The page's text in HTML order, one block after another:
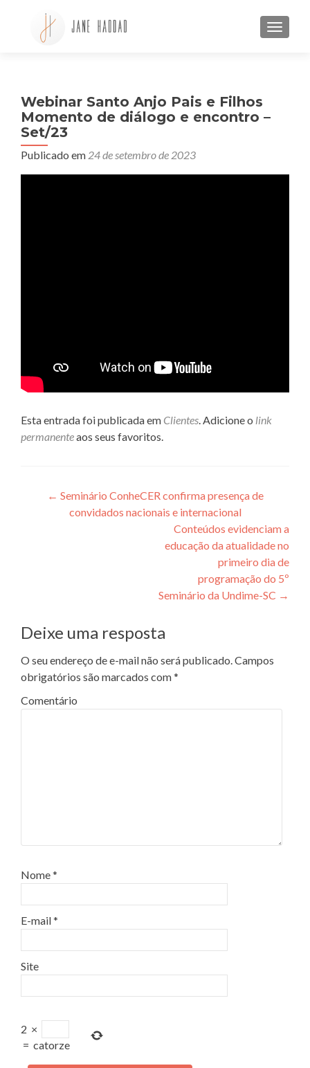
Webinar Santo Anjo Pais e Filhos
Momento de diálogo e encontro –
Set/23
Publicado em 24 de setembro de 2023
Esta entrada foi publicada em Clientes. Adicione o link
permanenteaos seus favoritos.
Navegação de posts
← Seminário ConheCER confirma presença de
convidados nacionais e internacional
Conteúdos evidenciam a
educação da atualidade no
primeiro dia de
programação do 5º
Seminário da Undime-SC →
Deixe uma resposta
O seu endereço de e-mail não será publicado.Campos
obrigatórios são marcados com*
Comentário
Nome*
E-mail*
Site
2 ×
= catorze